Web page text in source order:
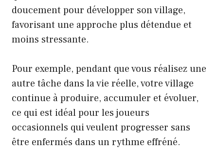
doucement pour développer son village,
favorisant une approche plus détendue et
moins stressante.
Pour exemple, pendant que vous réalisez une
autre tâche dans la vie réelle, votre village
continue à produire, accumuler et évoluer,
ce qui est idéal pour les joueurs
occasionnels qui veulent progresser sans
être enfermés dans un rythme effréné.